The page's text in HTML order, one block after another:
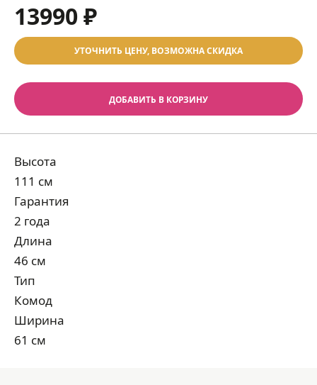
13990 ₽
УТОЧНИТЬ ЦЕНУ, ВОЗМОЖНА СКИДКА
ДОБАВИТЬ В КОРЗИНУ
Высота
111 см
Гарантия
2 года
Длина
46 см
Тип
Комод
Ширина
61 см